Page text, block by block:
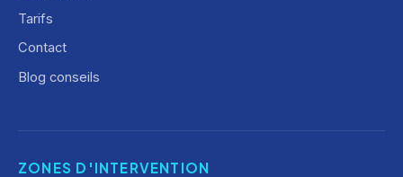
Tarifs
Contact
Blog conseils
ZONES D'INTERVENTION